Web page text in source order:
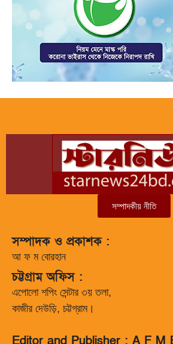
সম্পাদকীয় নীতি
সম্পাদক ও প্রকাশক :
আ ফ ম বোরহান
চট্টগ্রাম অফিস :
এপোলো শপিং সেন্টার ৩য় তলা,
কাজীর দেউড়ি, চট্টগ্রাম।
Editor and Publisher : A F M